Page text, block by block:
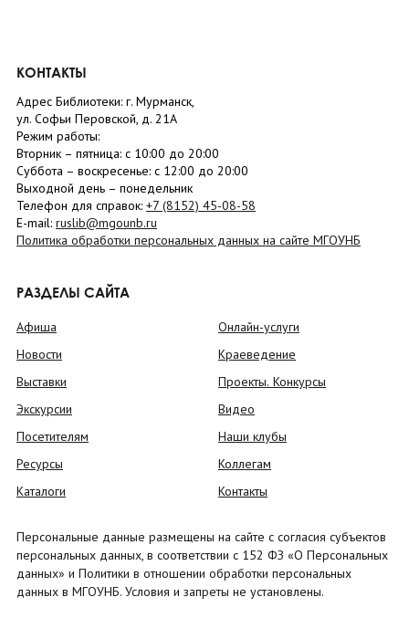
КОНТАКТЫ
Адрес Библиотеки: г. Мурманск,
ул. Софьи Перовской, д. 21А
Режим работы:
Вторник – пятница: с 10:00 до 20:00
Суббота – воскресенье: c 12:00 до 20:00
Выходной день – понедельник
Телефон для справок: +7 (8152) 45-08-58
E-mail: ruslib@mgounb.ru
Политика обработки персональных данных на сайте МГОУНБ
РАЗДЕЛЫ САЙТА
Афиша
Новости
Выставки
Экскурсии
Посетителям
Ресурсы
Каталоги
Онлайн-услуги
Краеведение
Проекты. Конкурсы
Видео
Наши клубы
Коллегам
Контакты
Персональные данные размещены на сайте с согласия субъектов
персональных данных, в соответствии с 152 ФЗ «О Персональных
данных» и Политики в отношении обработки персональных
данных в МГОУНБ. Условия и запреты не установлены.